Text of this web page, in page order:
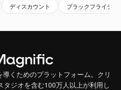
ディスカウント ブラックフライデー
くためのプラットフォーム。クリ
タジオを含む100万人以上が利用し